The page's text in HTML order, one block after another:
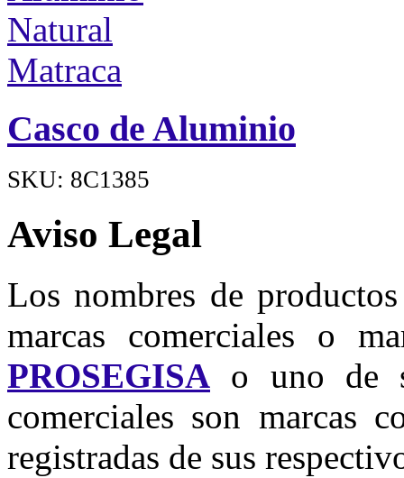
Casco de Aluminio
SKU: 8C1385
Aviso Legal
Los nombres de
marcas comerciales o
PROSEGISA o uno de
comerciales son marcas
registradas de sus